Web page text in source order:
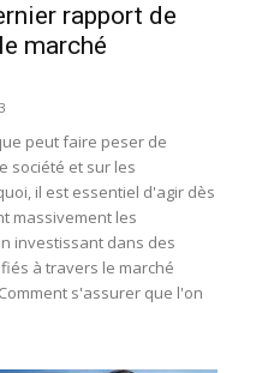
rapport de
marché
peut faire peser de
société et sur les
il est essentiel d'agir dès
massivement les
investissant dans des
à travers le marché
s'assurer que l'on